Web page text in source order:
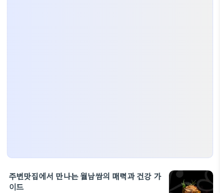
주변맛집에서 만나는 월남쌈의 매력과 건강 가
이드